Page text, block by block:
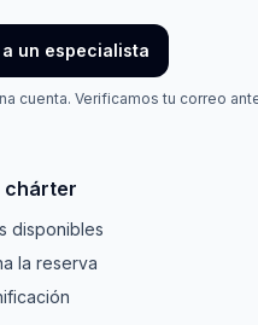
un especialista
cuenta. Verificamos tu correo
chárter
disponibles
la reserva